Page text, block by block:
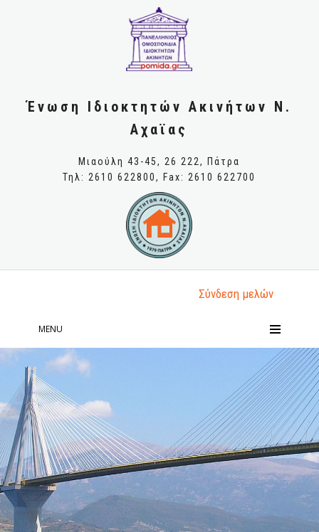
Ένωση Ιδιοκτητών Ακινήτων Ν.
Αχαϊας
Μιαούλη 43-45, 26 222, Πάτρα
Τηλ: 2610 622800, Fax: 2610 622700
Σύνδεση μελώv
MENU